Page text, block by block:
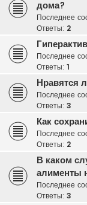
дома?
Последнее
Ответы: 2
Последнее
Ответы: 1
Нравятся
Последнее
Ответы: 3
Как
Последнее
Ответы: 2
В каком
алименты
Последнее
Ответы: 3